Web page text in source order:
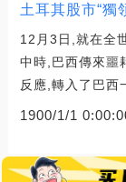
土耳其股市“獨
12月3日,就在全
中時,巴西傳來
反應,轉入了巴西
1900/1/1